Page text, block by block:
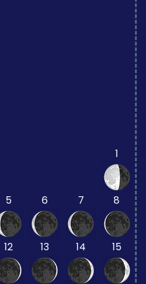
1
5 6 7 8
12 13 14 15